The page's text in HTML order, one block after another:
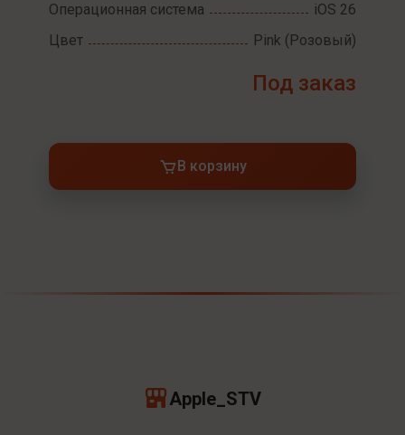
Операционная система
iOS 26
Цвет
Pink (Розовый)
Под заказ
В корзину
Apple_STV